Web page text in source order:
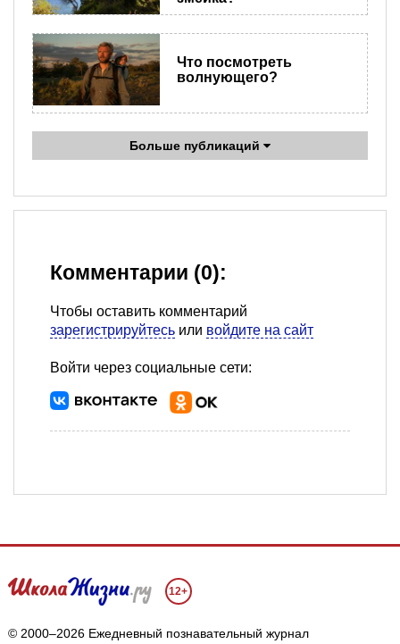
Что посмотреть
волнующего?
Больше публикаций
Комментарии (0):
Чтобы оставить комментарий
зарегистрируйтесь или войдите на сайт
Войти через социальные сети:
12+
© 2000–2026 Ежедневный познавательный журнал